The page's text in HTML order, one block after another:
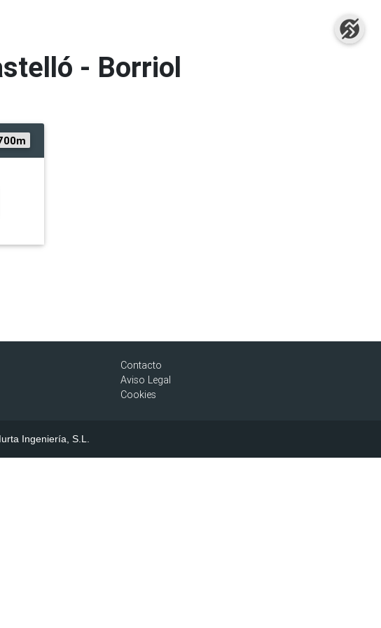
- Borriol
Contacto
Aviso Legal
Cookies
Ingeniería, S.L.